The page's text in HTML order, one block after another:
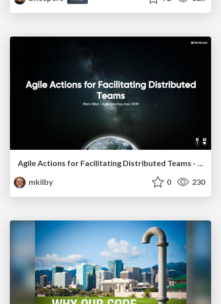
Agile Actions for Facilitating Distributed Teams - ADO2019
mkilby
0 230